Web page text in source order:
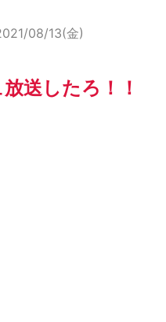
08/13(金)
送したろ！！